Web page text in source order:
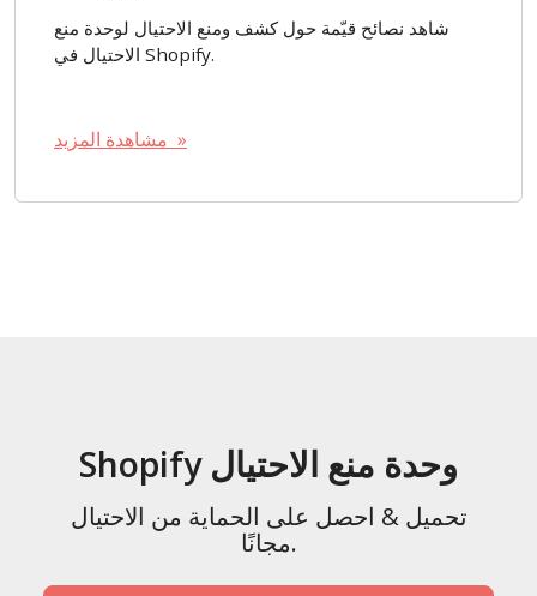
شاهد نصائح قيّمة حول كشف ومنع الاحتيال لوحدة منع
الاحتيال في Shopify.
مشاهدة المزيد »
Shopify وحدة منع الاحتيال
تحميل & احصل على الحماية من الاحتيال
مجانًا.